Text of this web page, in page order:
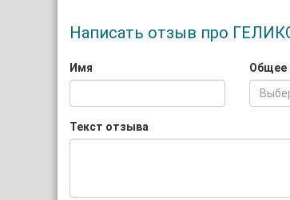
Написать отзыв про
Имя
Общее
Текст отзыва